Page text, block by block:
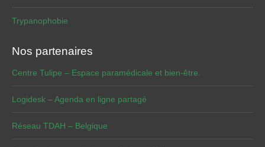
Trypanophobie
Nos partenaires
Centre Tulipe – Espace paramédicale et bien-être.
Logidesk – Agenda en ligne partagé
Réseau TDAH – Belgique